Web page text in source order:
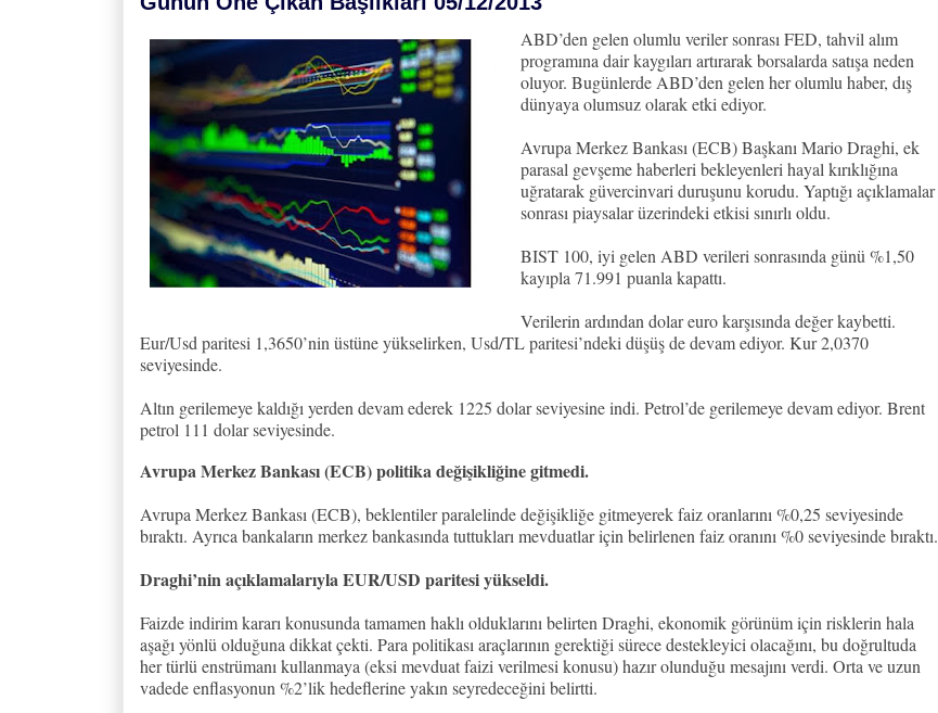
ABD’den gelen olumlu veriler sonrası FED, tahvil alım
programına dair kaygıları artırarak borsalarda satışa neden
oluyor. Bugünlerde ABD’den gelen her olumlu haber, dış
dünyaya olumsuz olarak etki ediyor.
Avrupa Merkez Bankası (ECB) Başkanı Mario Draghi, ek
parasal gevşeme haberleri bekleyenleri hayal kırıklığına
uğratarak güvercinvari duruşunu korudu. Yaptığı açıklamalar
sonrası piaysalar üzerindeki etkisi sınırlı oldu.
BIST 100, iyi gelen ABD verileri sonrasında günü %1,50
kayıpla 71.991 puanla kapattı.
Verilerin ardından dolar euro karşısında değer kaybetti.
Eur/Usd paritesi 1,3650’nin üstüne yükselirken, Usd/TL paritesi’ndeki düşüş de devam ediyor. Kur 2,0370
seviyesinde.
Altın gerilemeye kaldığı yerden devam ederek 1225 dolar seviyesine indi. Petrol’de gerilemeye devam ediyor. Brent
petrol 111 dolar seviyesinde.
Avrupa Merkez Bankası (ECB) politika değişikliğine gitmedi.
Avrupa Merkez Bankası (ECB), beklentiler paralelinde değişikliğe gitmeyerek faiz oranlarını %0,25 seviyesinde
bıraktı. Ayrıca bankaların merkez bankasında tuttukları mevduatlar için belirlenen faiz oranını %0 seviyesinde bıraktı.
Draghi’nin açıklamalarıyla EUR/USD paritesi yükseldi.
Faizde indirim kararı konusunda tamamen haklı olduklarını belirten Draghi, ekonomik görünüm için risklerin hala
aşağı yönlü olduğuna dikkat çekti. Para politikası araçlarının gerektiği sürece destekleyici olacağını, bu doğrultuda
her türlü enstrümanı kullanmaya (eksi mevduat faizi verilmesi konusu) hazır olunduğu mesajını verdi. Orta ve uzun
vadede enflasyonun %2’lik hedeflerine yakın seyredeceğini belirtti.